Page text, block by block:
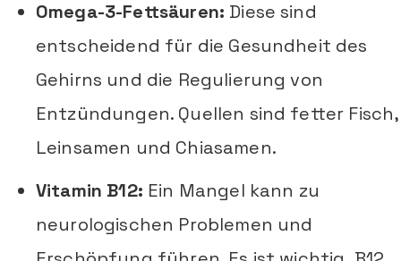
Omega-3-Fettsäuren: Diese sind
entscheidend für die Gesundheit des
Gehirns und die Regulierung von
Entzündungen. Quellen sind fetter Fisch,
Leinsamen und Chiasamen.
Vitamin B12: Ein Mangel kann zu
neurologischen Problemen und